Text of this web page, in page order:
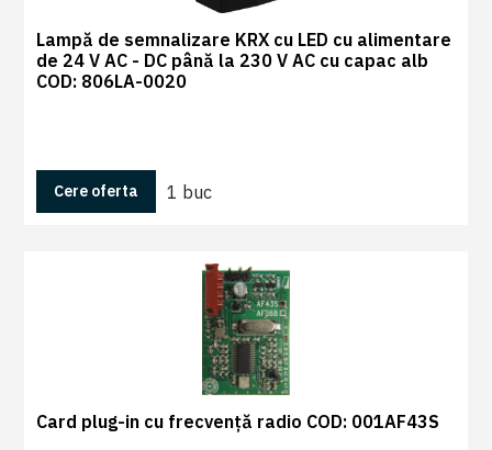
Lampă de semnalizare KRX cu LED cu alimentare
de 24 V AC - DC până la 230 V AC cu capac alb
COD: 806LA-0020
Cere oferta 1 buc
Card plug-in cu frecvență radio COD: 001AF43S